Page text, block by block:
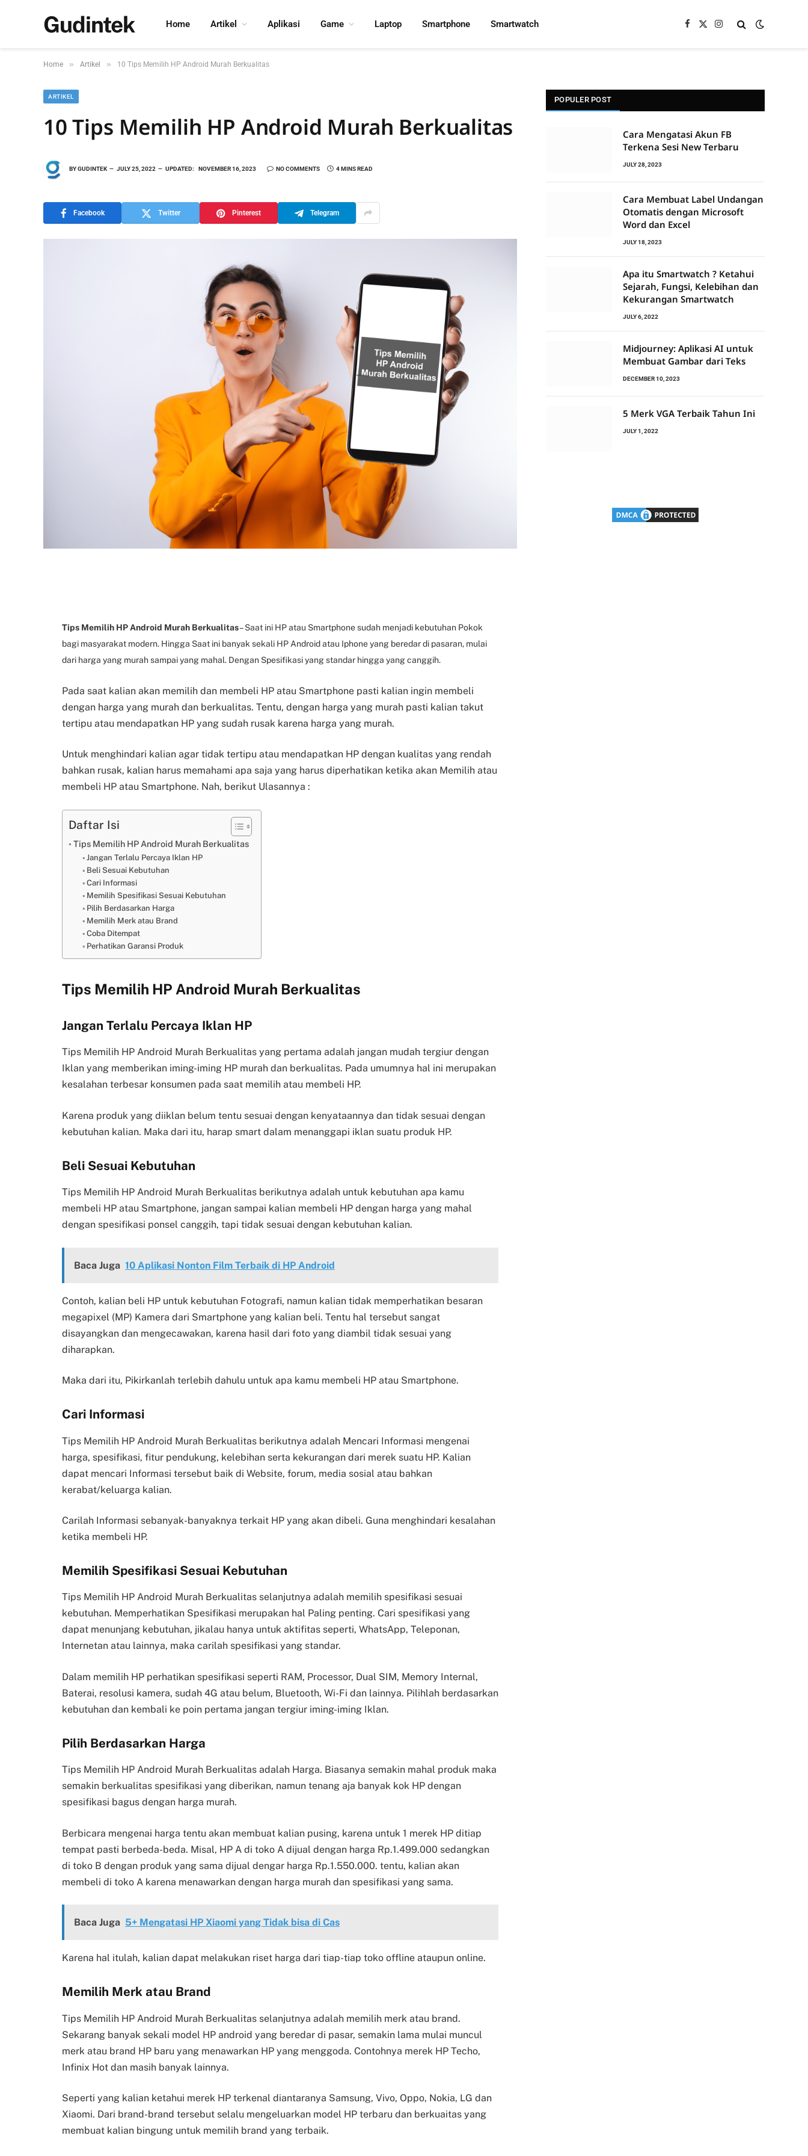
Gudintek Home Artikel Aplikasi Game Laptop Smartphone Smartwatch Facebook
X
Instagram
Home » Artikel » 10 Tips Memilih HP Android Murah Berkualitas
ARTIKEL
10 Tips Memilih HP Android Murah Berkualitas
BYGUDINTEK JULY 25, 2022 UPDATED: NOVEMBER 16, 2023 NO COMMENTS 4 MINS READ
Facebook Twitter Pinterest Telegram
Tips Memilih HP Android Murah Berkualitas– Saat ini HP atau Smartphone sudah menjadi kebutuhan Pokok
bagi masyarakat modern. Hingga Saat ini banyak sekali HP Android atau Iphone yang beredar di pasaran, mulai
dari harga yang murah sampai yang mahal. Dengan Spesifikasi yang standar hingga yang canggih.
Pada saat kalian akan memilih dan membeli HP atau Smartphone pasti kalian ingin membeli
dengan harga yang murah dan berkualitas. Tentu, dengan harga yang murah pasti kalian takut
tertipu atau mendapatkan HP yang sudah rusak karena harga yang murah.
Untuk menghindari kalian agar tidak tertipu atau mendapatkan HP dengan kualitas yang rendah
bahkan rusak, kalian harus memahami apa saja yang harus diperhatikan ketika akan Memilih atau
membeli HP atau Smartphone. Nah, berikut Ulasannya :
Daftar Isi
Tips Memilih HP Android Murah Berkualitas
Jangan Terlalu Percaya Iklan HP
Beli Sesuai Kebutuhan
Cari Informasi
Memilih Spesifikasi Sesuai Kebutuhan
Pilih Berdasarkan Harga
Memilih Merk atau Brand
Coba Ditempat
Perhatikan Garansi Produk
Tips Memilih HP Android Murah Berkualitas
Jangan Terlalu Percaya Iklan HP
Tips Memilih HP Android Murah Berkualitas yang pertama adalah jangan mudah tergiur dengan
Iklan yang memberikan iming-iming HP murah dan berkualitas. Pada umumnya hal ini merupakan
kesalahan terbesar konsumen pada saat memilih atau membeli HP.
Karena produk yang diiklan belum tentu sesuai dengan kenyataannya dan tidak sesuai dengan
kebutuhan kalian. Maka dari itu, harap smart dalam menanggapi iklan suatu produk HP.
Beli Sesuai Kebutuhan
Tips Memilih HP Android Murah Berkualitas berikutnya adalah untuk kebutuhan apa kamu
membeli HP atau Smartphone, jangan sampai kalian membeli HP dengan harga yang mahal
dengan spesifikasi ponsel canggih, tapi tidak sesuai dengan kebutuhan kalian.
Baca Juga 10 Aplikasi Nonton Film Terbaik di HP Android
Contoh, kalian beli HP untuk kebutuhan Fotografi, namun kalian tidak memperhatikan besaran
megapixel (MP) Kamera dari Smartphone yang kalian beli. Tentu hal tersebut sangat
disayangkan dan mengecawakan, karena hasil dari foto yang diambil tidak sesuai yang
diharapkan.
Maka dari itu, Pikirkanlah terlebih dahulu untuk apa kamu membeli HP atau Smartphone.
Cari Informasi
Tips Memilih HP Android Murah Berkualitas berikutnya adalah Mencari Informasi mengenai
harga, spesifikasi, fitur pendukung, kelebihan serta kekurangan dari merek suatu HP. Kalian
dapat mencari Informasi tersebut baik di Website, forum, media sosial atau bahkan
kerabat/keluarga kalian.
Carilah Informasi sebanyak-banyaknya terkait HP yang akan dibeli. Guna menghindari kesalahan
ketika membeli HP.
Memilih Spesifikasi Sesuai Kebutuhan
Tips Memilih HP Android Murah Berkualitas selanjutnya adalah memilih spesifikasi sesuai
kebutuhan. Memperhatikan Spesifikasi merupakan hal Paling penting. Cari spesifikasi yang
dapat menunjang kebutuhan, jikalau hanya untuk aktifitas seperti, WhatsApp, Teleponan,
Internetan atau lainnya, maka carilah spesifikasi yang standar.
Dalam memilih HP perhatikan spesifikasi seperti RAM, Processor, Dual SIM, Memory Internal,
Baterai, resolusi kamera, sudah 4G atau belum, Bluetooth, Wi-Fi dan lainnya. Pilihlah berdasarkan
kebutuhan dan kembali ke poin pertama jangan tergiur iming-iming Iklan.
Pilih Berdasarkan Harga
Tips Memilih HP Android Murah Berkualitas adalah Harga. Biasanya semakin mahal produk maka
semakin berkualitas spesifikasi yang diberikan, namun tenang aja banyak kok HP dengan
spesifikasi bagus dengan harga murah.
Berbicara mengenai harga tentu akan membuat kalian pusing, karena untuk 1 merek HP ditiap
tempat pasti berbeda-beda. Misal, HP A di toko A dijual dengan harga Rp.1.499.000 sedangkan
di toko B dengan produk yang sama dijual dengar harga Rp.1.550.000. tentu, kalian akan
membeli di toko A karena menawarkan dengan harga murah dan spesifikasi yang sama.
Baca Juga 5+ Mengatasi HP Xiaomi yang Tidak bisa di Cas
Karena hal itulah, kalian dapat melakukan riset harga dari tiap-tiap toko offline ataupun online.
Memilih Merk atau Brand
Tips Memilih HP Android Murah Berkualitas selanjutnya adalah memilih merk atau brand.
Sekarang banyak sekali model HP android yang beredar di pasar, semakin lama mulai muncul
merk atau brand HP baru yang menawarkan HP yang menggoda. Contohnya merek HP Techo,
Infinix Hot dan masih banyak lainnya.
Seperti yang kalian ketahui merek HP terkenal diantaranya Samsung, Vivo, Oppo, Nokia, LG dan
Xiaomi. Dari brand-brand tersebut selalu mengeluarkan model HP terbaru dan berkuaitas yang
membuat kalian bingung untuk memilih brand yang terbaik.
POPULER POST
Cara Mengatasi Akun FB
Terkena Sesi New Terbaru
JULY 28, 2023
Cara Membuat Label Undangan
Otomatis dengan Microsoft
Word dan Excel
JULY 18, 2023
Apa itu Smartwatch ? Ketahui
Sejarah, Fungsi, Kelebihan dan
Kekurangan Smartwatch
JULY 6, 2022
Midjourney: Aplikasi AI untuk
Membuat Gambar dari Teks
DECEMBER 10, 2023
5 Merk VGA Terbaik Tahun Ini
JULY 1, 2022